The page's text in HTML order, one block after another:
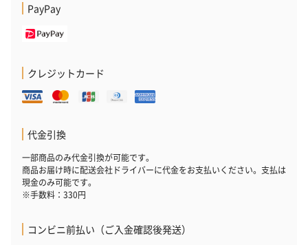
PayPay
クレジットカード
代金引換
一部商品のみ代金引換が可能です。
商品お届け時に配送会社ドライバーに代金をお支払いください。支払は
現金のみ可能です。
※手数料：330円
コンビニ前払い（ご入金確認後発送）